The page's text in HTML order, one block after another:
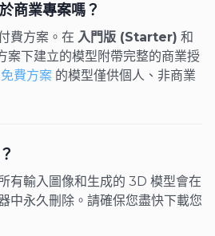
商業專案嗎？
費方案。在 入門版 (Starter) 和
案下建立的模型附帶完整的商業授
免費方案 的模型僅供個人、非商業
有輸入圖像和生成的 3D 模型會在
中永久刪除。請確保您盡快下載您